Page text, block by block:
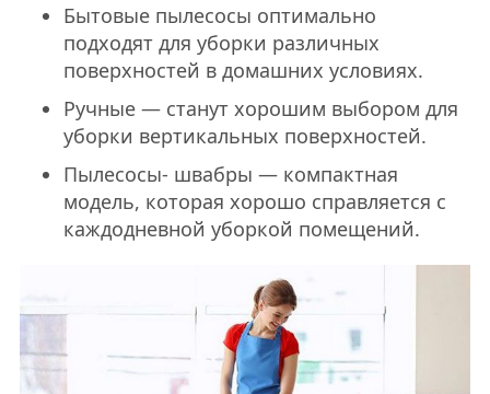
Бытовые пылесосы оптимально
подходят для уборки различных
поверхностей в домашних условиях.
Ручные — станут хорошим выбором для
уборки вертикальных поверхностей.
Пылесосы- швабры — компактная
модель, которая хорошо справляется с
каждодневной уборкой помещений.